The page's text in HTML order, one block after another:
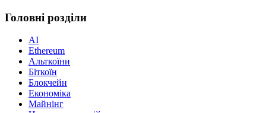
Головні розділи
AI
Ethereum
Альткоїни
Біткоїн
Блокчейн
Економіка
Майнінг